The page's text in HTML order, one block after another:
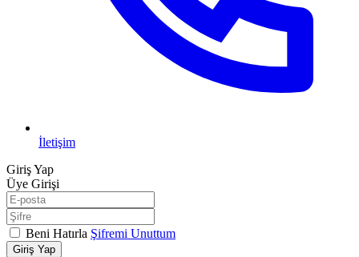
İletişim
Giriş Yap
Üye Girişi
Beni Hatırla Şifremi Unuttum
Giriş Yap